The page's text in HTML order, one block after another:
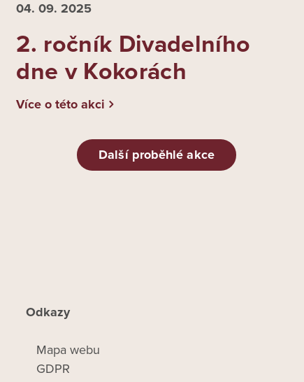
04. 09.2025
2. ročník Divadelního
dne v Kokorách
Více o této akci
Další proběhlé akce
Odkazy
Mapa webu
GDPR